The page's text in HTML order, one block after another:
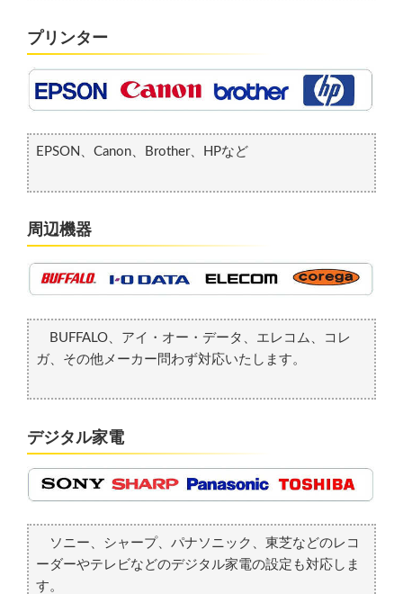
プリンター
EPSON、Canon、Brother、HPなど
周辺機器
BUFFALO、アイ・オー・データ、エレコム、コレ
ガ、その他メーカー問わず対応いたします。
デジタル家電
ソニー、シャープ、パナソニック、東芝などのレコ
ーダーやテレビなどのデジタル家電の設定も対応しま
す。